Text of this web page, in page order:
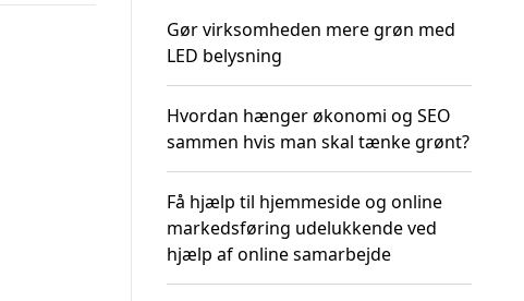
Gør virksomheden mere grøn med
LED belysning
Hvordan hænger økonomi og SEO
sammen hvis man skal tænke grønt?
Få hjælp til hjemmeside og online
markedsføring udelukkende ved
hjælp af online samarbejde